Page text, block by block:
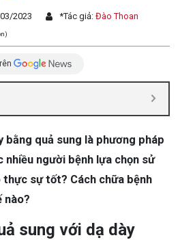
2023 *Tác giả: Đào Thoan
bằng quả sung là phương pháp
nhiều người bệnh lựa chọn sử
thực sự tốt? Cách chữa bệnh
nào?
sung với dạ dày